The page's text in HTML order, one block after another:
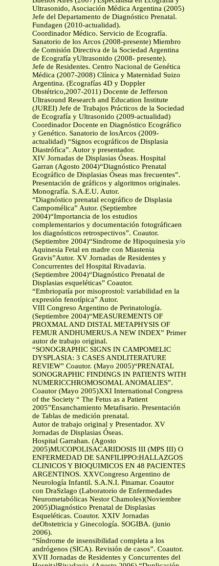
Ultrasonido, Asociación Médica Argentina (2005)
Jefe del Departamento de Diagnóstico Prenatal.
Fundagen (2010-actualidad).
Coordinador Médico. Servicio de Ecografía.
Sanatorio de los Arcos (2008-presente) Miembro
de Comisión Directiva de la Sociedad Argentina
de Ecografía yUltrasonido (2008- presente).
Jefe de Residentes. Centro Nacional de Genética
Médica (2007-2008) Clínica y Maternidad Suizo
Argentina. (Ecografías 4D y Doppler
Obstétrico,2007-2011) Docente de Jefferson
Ultrasound Research and Education Institute
(JUREI) Jefe de Trabajos Prácticos de la Sociedad
de Ecografía y Ultrasonido (2009-actualidad)
Coordinador Docente en Diagnóstico Ecográfico
y Genético. Sanatorio de losArcos (2009-
actualidad) “Signos ecográficos de Displasia
Diastrófica”. Autor y presentador.
XIV Jornadas de Displasias Óseas. Hospital
Garran (Agosto 2004)“Diagnóstico Prenatal
Ecográfico de Displasias Óseas mas frecuentes”.
Presentación de gráficos y algoritmos originales.
Monografía. S.A.E.U. Autor.
“Diagnóstico prenatal ecográfico de Displasia
Campomélica” Autor. (Septiembre
2004)“Importancia de los estudios
complementarios y documentación fotográficaen
los diagnósticos retrospectivos”. Coautor.
(Septiembre 2004)“Sindrome de Hipoquinesia y/o
Aquinesia Fetal en madre con Miastenia
Gravis”Autor. XV Jornadas de Residentes y
Concurrentes del Hospital Rivadavia.
(Septiembre 2004)“Diagnóstico Prenatal de
Displasias esqueléticas” Coautor.
“Embriopatía por misoprostol: variabilidad en la
expresión fenotípica” Autor.
VIII Congreso Argentino de Perinatología.
(Septiembre 2004)“MEASUREMENTS OF
PROXMAL AND DISTAL METAPHYSIS OF
FEMUR ANDHUMERUS.A NEW INDEX” Primer
autor de trabajo original.
“SONOGRAPHIC SIGNS IN CAMPOMELIC
DYSPLASIA: 3 CASES ANDLITERATURE
REVIEW” Coautor. (Mayo 2005)“PRENATAL
SONOGRAPHIC FINDINGS IN PATIENTS WITH
NUMERICCHROMOSOMAL ANOMALIES”.
Coautor (Mayo 2005)XXI International Congress
of the Society “ The Fetus as a Patient
2005”Ensanchamiento Metafisario. Presentación
de Tablas de medición prenatal.
Autor de trabajo original y Presentador. XV
Jornadas de Displasias Óseas.
Hospital Garrahan. (Agosto
2005)MUCOPOLISACARIDOSIS III (MPS III) O
ENFERMEDAD DE SANFILIPPO:HALLAZGOS
CLINICOS Y BIOQUIMICOS EN 48 PACIENTES
ARGENTINOS. XXVCongreso Argentino de
Neurología Infantil. S.A.N.I. Pinamar. Coautor
con DraSzlago (Laboratorio de Enfermedades
Neurometabólicas Nestor Chamoles)(Noviembre
2005)Diagnóstico Prenatal de Displasias
Esqueléticas. Coautor. XXIV Jornadas
deObstetricia y Ginecología. SOGIBA. (junio
2006).
“Síndrome de insensibilidad completa a los
andrógenos (SICA). Revisión de casos”. Coautor.
XVII Jornadas de Residentes y Concurrentes del